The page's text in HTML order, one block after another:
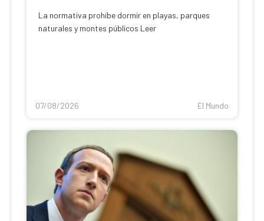
La normativa prohíbe dormir en playas, parques
naturales y montes públicos Leer
07/08/2026 El Mundo